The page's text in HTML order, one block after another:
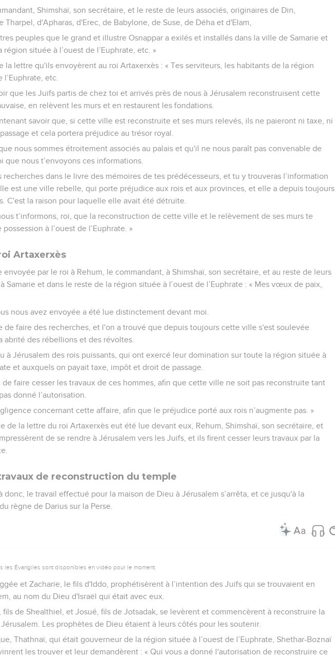
Shimshaï, son secrétaire, et le reste de leurs associés, originaires de Din,
Tharpel, d'Apharas, d'Erec, de Babylone, de Suse, de Déha et d'Elam,
peuples que le grand et illustre Osnappar a exilés et installés dans la ville de Samarie et
région située à l’ouest de l’Euphrate, etc. »
la lettre qu'ils envoyèrent au roi Artaxerxès : « Tes serviteurs, les habitants de la région
l’Euphrate, etc.
que les Juifs partis de chez toi et arrivés près de nous à Jérusalem reconstruisent cette
en relèvent les murs et en restaurent les fondations.
savoir que, si cette ville est reconstruite et ses murs relevés, ils ne paieront ni taxe, ni
et cela portera préjudice au trésor royal.
nous sommes étroitement associés au palais et qu'il ne nous paraît pas convenable de
que nous t’envoyons ces informations.
recherches dans le livre des mémoires de tes prédécesseurs, et tu y trouveras l’information
est une ville rebelle, qui porte préjudice aux rois et aux provinces, et elle a depuis toujours
C'est la raison pour laquelle elle avait été détruite.
t’informons, roi, que la reconstruction de cette ville et le relèvement de ses murs te
à l’ouest de l’Euphrate. »
Artaxerxès
envoyée par le roi à Rehum, le commandant, à Shimshaï, son secrétaire, et au reste de leurs
Samarie et dans le reste de la région située à l’ouest de l’Euphrate : « Mes vœux de paix,
nous avez envoyée a été lue distinctement devant moi.
de faire des recherches, et l'on a trouvé que depuis toujours cette ville s'est soulevée
abrité des rébellions et des révoltes.
à Jérusalem des rois puissants, qui ont exercé leur domination sur toute la région située à
et auxquels on payait taxe, impôt et droit de passage.
faire cesser les travaux de ces hommes, afin que cette ville ne soit pas reconstruite tant
donné l’autorisation.
concernant cette affaire, afin que le préjudice porté aux rois n’augmente pas. »
de la lettre du roi Artaxerxès eut été lue devant eux, Rehum, Shimshaï, son secrétaire, et
de se rendre à Jérusalem vers les Juifs, et ils firent cesser leurs travaux par la
de reconstruction du temple
donc, le travail effectué pour la maison de Dieu à Jérusalem s’arrêta, et ce jusqu'à la
règne de Darius sur la Perse.
les Évangiles sont disponibles en vidéo pour le moment.
et Zacharie, le fils d'Iddo, prophétisèrent à l’intention des Juifs qui se trouvaient en
au nom du Dieu d'Israël qui était avec eux.
fils de Shealthiel, et Josué, fils de Jotsadak, se levèrent et commencèrent à reconstruire la
Les prophètes de Dieu étaient à leurs côtés pour les soutenir.
Thathnaï, qui était gouverneur de la région située à l’ouest de l’Euphrate, Shethar-Boznaï
les trouver et leur demandèrent : « Qui vous a donné l'autorisation de reconstruire ce